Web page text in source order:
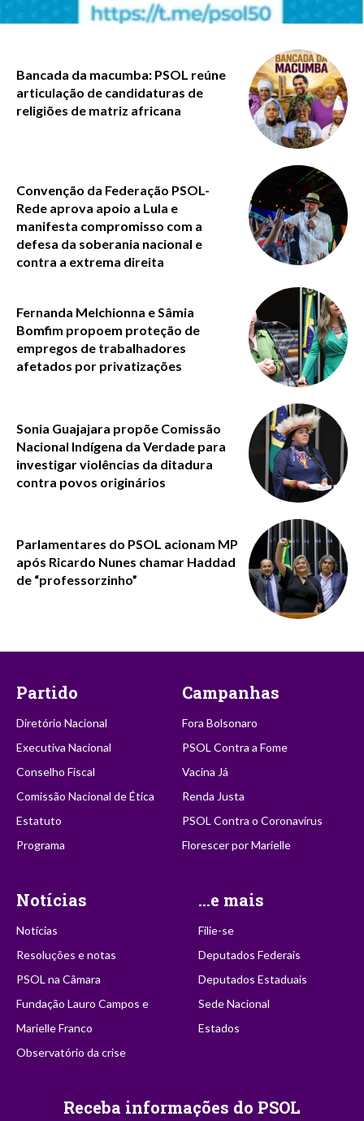
Bancada da macumba: PSOL reúne
articulação de candidaturas de
religiões de matriz africana
Convenção da Federação PSOL-
Rede aprova apoio a Lula e
manifesta compromisso com a
defesa da soberania nacional e
contra a extrema direita
Fernanda Melchionna e Sâmia
Bomfim propoem proteção de
empregos de trabalhadores
afetados por privatizações
Sonia Guajajara propõe Comissão
Nacional Indígena da Verdade para
investigar violências da ditadura
contra povos originários
Parlamentares do PSOL acionam MP
após Ricardo Nunes chamar Haddad
de “professorzinho”
Partido
Diretório Nacional
Executiva Nacional
Conselho Fiscal
Comissão Nacional de Ética
Estatuto
Programa
Campanhas
Fora Bolsonaro
PSOL Contra a Fome
Vacina Já
Renda Justa
PSOL Contra o Coronavírus
Florescer por Marielle
Notícias
Notícias
Resoluções e notas
PSOL na Câmara
Fundação Lauro Campos e
Marielle Franco
Observatório da crise
...e mais
Filie-se
Deputados Federais
Deputados Estaduais
Sede Nacional
Estados
Receba informações do PSOL